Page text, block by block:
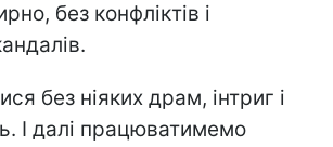
без конфліктів і
без ніяких драм, інтриг і
І далі працюватимемо